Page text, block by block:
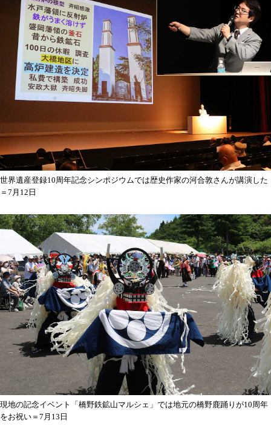
世界遺産登録10周年記念シンポジウムでは歴史作家の河合敦さんが講演した
＝7月12日
現地の記念イベント「橋野鉄鉱山マルシェ」では地元の橋野鹿踊りが10周年
をお祝い＝7月13日